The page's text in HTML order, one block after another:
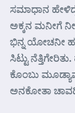
ಸಮಾಧಾನ
ಅಕ್ಕನ ಮನೀಗೆ
ಭಿನ್ನ ಯೋಚನೀ
ಸಿಟ್ಟು
ಕೊಂಬು
ಅನಕೋತಾ